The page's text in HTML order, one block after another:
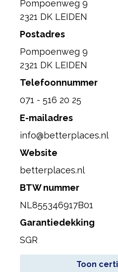
Pompoenweg 9
2321 DK LEIDEN
Postadres
Pompoenweg 9
2321 DK LEIDEN
Telefoonnummer
071 - 516 20 25
E-mailadres
info@betterplaces.nl
Website
betterplaces.nl
BTW nummer
NL855346917B01
Garantiedekking
SGR
Toon